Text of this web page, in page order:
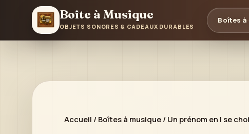
Boîte à Musique
OBJETS SONORES & CADEAUX DURABLES
Boîtes
Accueil / Boîtes à musique / Un prénom en I se